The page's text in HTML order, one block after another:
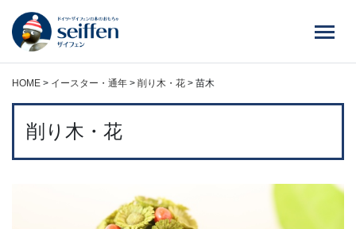
ン
HOME > イースター・通年 > 削り木・花 > 苗木
削り木・花